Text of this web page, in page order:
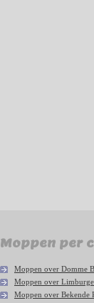
Moppen per
Moppen over Domme
Moppen over
Moppen over Bekende